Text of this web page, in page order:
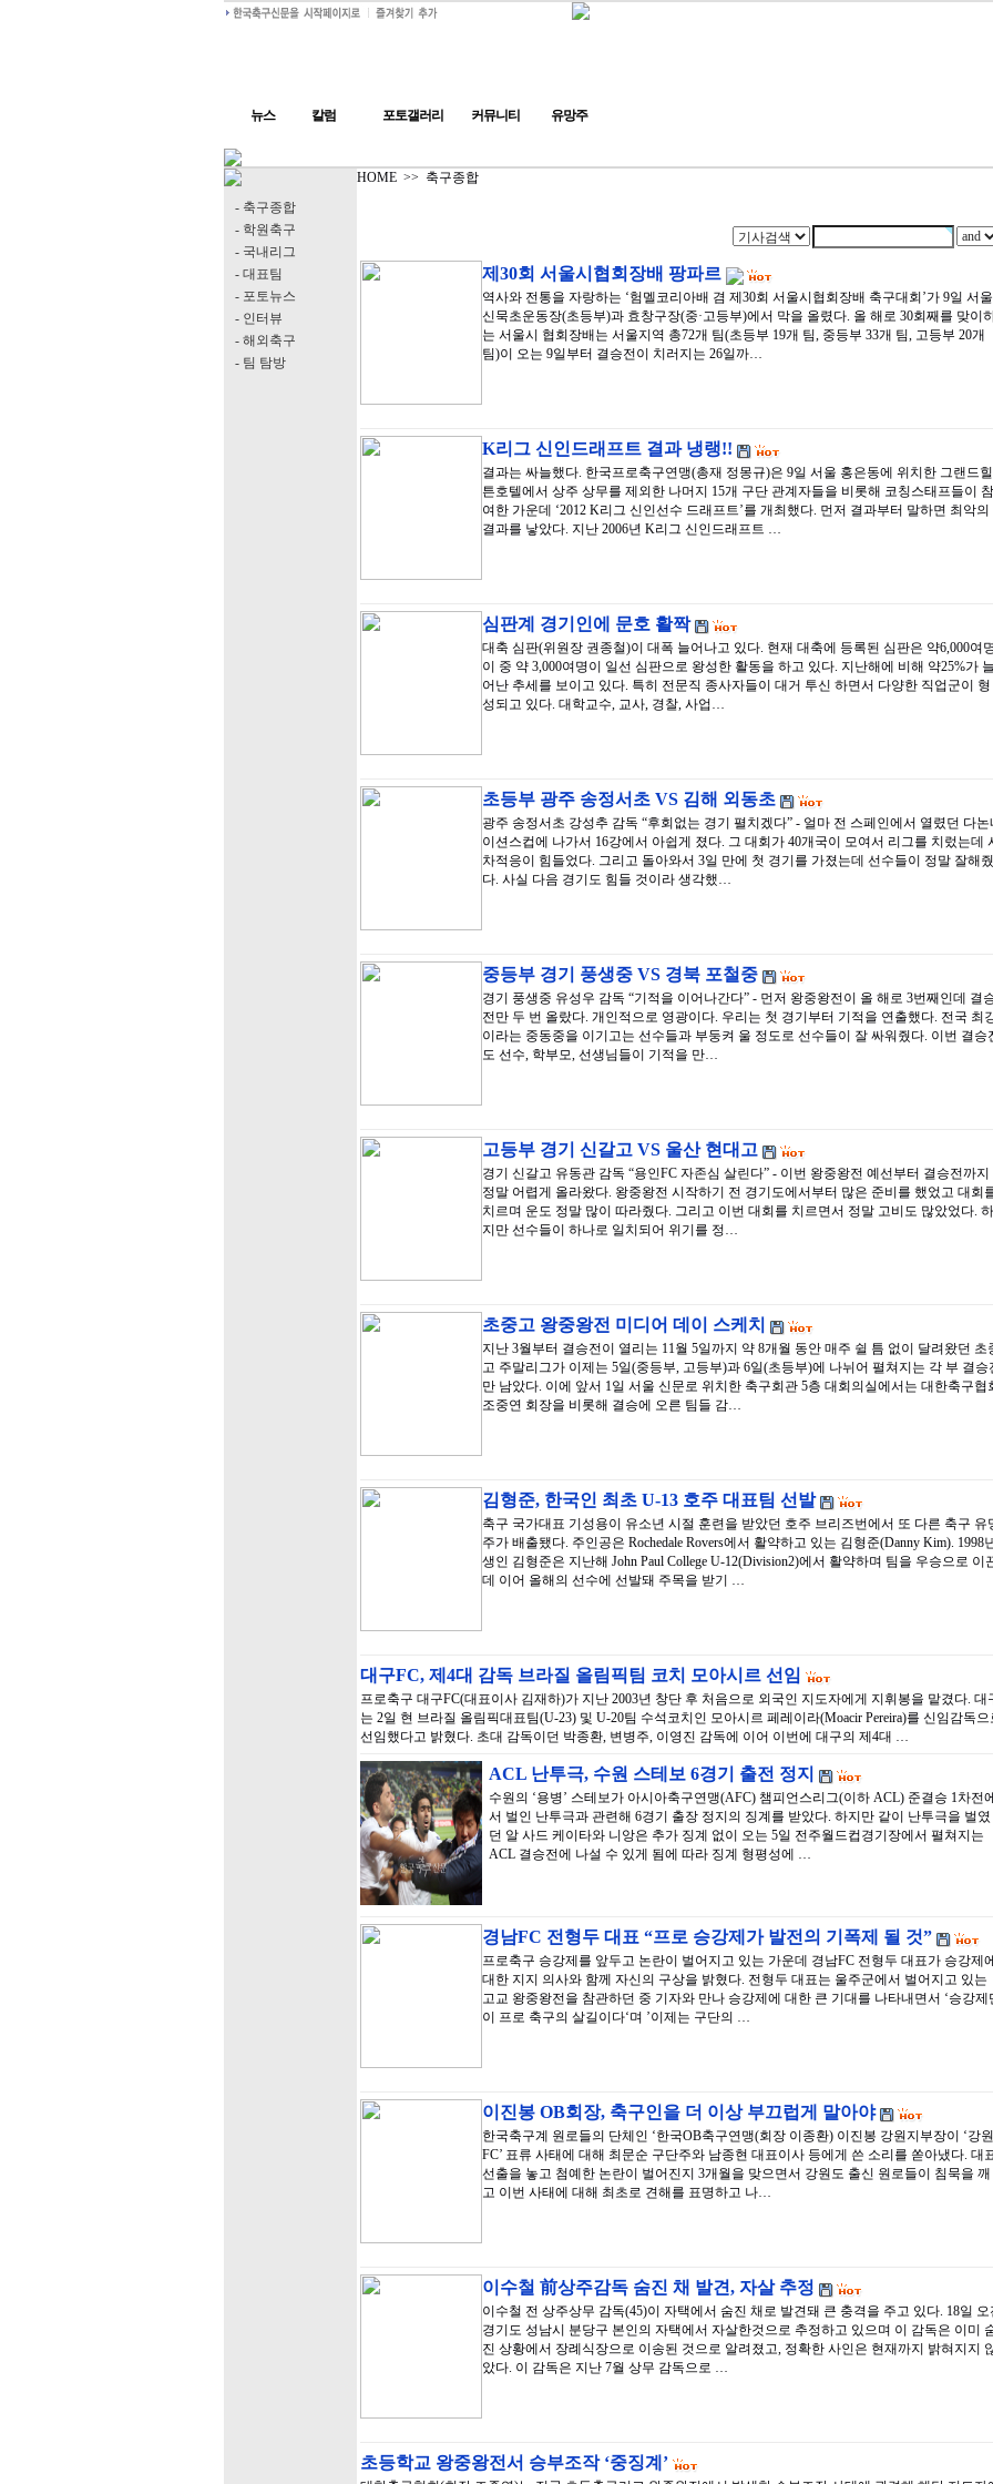
뉴스 칼럼 포토갤러리 커뮤니티 유망주
- 축구종합
- 학원축구
- 국내리그
- 대표팀
- 포토뉴스
- 인터뷰
- 해외축구
- 팀 탐방
HOME >> 축구종합
제30회 서울시협회장배 팡파르
역사와 전통을 자랑하는 ‘험멜코리아배 겸 제30회 서울시협회장배 축구대회’가 9일 서울
신묵초운동장(초등부)과 효창구장(중·고등부)에서 막을 올렸다. 올 해로 30회째를 맞이
는 서울시 협회장배는 서울지역 총72개 팀(초등부 19개 팀, 중등부 33개 팀, 고등부 20개
팀)이 오는 9일부터 결승전이 치러지는 26일까…
K리그 신인드래프트 결과 냉랭!!
결과는 싸늘했다. 한국프로축구연맹(총재 정몽규)은 9일 서울 홍은동에 위치한 그랜드힐
튼호텔에서 상주 상무를 제외한 나머지 15개 구단 관계자들을 비롯해 코칭스태프들이 참
여한 가운데 ‘2012 K리그 신인선수 드래프트’를 개최했다. 먼저 결과부터 말하면 최악의
결과를 낳았다. 지난 2006년 K리그 신인드래프트 …
심판계 경기인에 문호 활짝
대축 심판(위원장 권종철)이 대폭 늘어나고 있다. 현재 대축에 등록된 심판은 약6,000여
이 중 약 3,000여명이 일선 심판으로 왕성한 활동을 하고 있다. 지난해에 비해 약25%가 늘
어난 추세를 보이고 있다. 특히 전문직 종사자들이 대거 투신 하면서 다양한 직업군이 형
성되고 있다. 대학교수, 교사, 경찰, 사업…
초등부 광주 송정서초 VS 김해 외동초
광주 송정서초 강성추 감독 “후회없는 경기 펼치겠다” - 얼마 전 스페인에서 열렸던 다논
이션스컵에 나가서 16강에서 아쉽게 졌다. 그 대회가 40개국이 모여서 리그를 치렀는데
차적응이 힘들었다. 그리고 돌아와서 3일 만에 첫 경기를 가졌는데 선수들이 정말 잘해줬
다. 사실 다음 경기도 힘들 것이라 생각했…
중등부 경기 풍생중 VS 경북 포철중
경기 풍생중 유성우 감독 “기적을 이어나간다” - 먼저 왕중왕전이 올 해로 3번째인데 결
전만 두 번 올랐다. 개인적으로 영광이다. 우리는 첫 경기부터 기적을 연출했다. 전국 최
이라는 중동중을 이기고는 선수들과 부둥켜 울 정도로 선수들이 잘 싸워줬다. 이번 결승
도 선수, 학부모, 선생님들이 기적을 만…
고등부 경기 신갈고 VS 울산 현대고
경기 신갈고 유동관 감독 “용인FC 자존심 살린다” - 이번 왕중왕전 예선부터 결승전까지
정말 어렵게 올라왔다. 왕중왕전 시작하기 전 경기도에서부터 많은 준비를 했었고 대회
치르며 운도 정말 많이 따라줬다. 그리고 이번 대회를 치르면서 정말 고비도 많았었다. 하
지만 선수들이 하나로 일치되어 위기를 정…
초중고 왕중왕전 미디어 데이 스케치
지난 3월부터 결승전이 열리는 11월 5일까지 약 8개월 동안 매주 쉴 틈 없이 달려왔던 초
고 주말리그가 이제는 5일(중등부, 고등부)과 6일(초등부)에 나뉘어 펼쳐지는 각 부 결승
만 남았다. 이에 앞서 1일 서울 신문로 위치한 축구회관 5층 대회의실에서는 대한축구협
조중연 회장을 비롯해 결승에 오른 팀들 감…
김형준, 한국인 최초 U-13 호주 대표팀 선발
축구 국가대표 기성용이 유소년 시절 훈련을 받았던 호주 브리즈번에서 또 다른 축구 유
주가 배출됐다. 주인공은 Rochedale Rovers에서 활약하고 있는 김형준(Danny Kim). 1998
생인 김형준은 지난해 John Paul College U-12(Division2)에서 활약하며 팀을 우승으로 이
데 이어 올해의 선수에 선발돼 주목을 받기 …
대구FC, 제4대 감독 브라질 올림픽팀 코치 모아시르 선임
프로축구 대구FC(대표이사 김재하)가 지난 2003년 창단 후 처음으로 외국인 지도자에게 지휘봉을 맡겼다. 대
는 2일 현 브라질 올림픽대표팀(U-23) 및 U-20팀 수석코치인 모아시르 페레이라(Moacir Pereira)를 신임감독으
선임했다고 밝혔다. 초대 감독이던 박종환, 변병주, 이영진 감독에 이어 이번에 대구의 제4대 …
ACL 난투극, 수원 스테보 6경기 출전 정지
수원의 ‘용병’ 스테보가 아시아축구연맹(AFC) 챔피언스리그(이하 ACL) 준결승 1차전에
서 벌인 난투극과 관련해 6경기 출장 정지의 징계를 받았다. 하지만 같이 난투극을 벌였
던 알 사드 케이타와 니앙은 추가 징계 없이 오는 5일 전주월드컵경기장에서 펼쳐지는
ACL 결승전에 나설 수 있게 됨에 따라 징계 형평성에 …
경남FC 전형두 대표 “프로 승강제가 발전의 기폭제 될 것”
프로축구 승강제를 앞두고 논란이 벌어지고 있는 가운데 경남FC 전형두 대표가 승강제에
대한 지지 의사와 함께 자신의 구상을 밝혔다. 전형두 대표는 울주군에서 벌어지고 있는
고교 왕중왕전을 참관하던 중 기자와 만나 승강제에 대한 큰 기대를 나타내면서 ‘승강제
이 프로 축구의 살길이다‘며 ’이제는 구단의 …
이진봉 OB회장, 축구인을 더 이상 부끄럽게 말아야
한국축구계 원로들의 단체인 ‘한국OB축구연맹(회장 이종환) 이진봉 강원지부장이 ‘강원
FC’ 표류 사태에 대해 최문순 구단주와 남종현 대표이사 등에게 쓴 소리를 쏟아냈다. 대
선출을 놓고 첨예한 논란이 벌어진지 3개월을 맞으면서 강원도 출신 원로들이 침묵을 깨
고 이번 사태에 대해 최초로 견해를 표명하고 나…
이수철 前상주감독 숨진 채 발견, 자살 추정
이수철 전 상주상무 감독(45)이 자택에서 숨진 채로 발견돼 큰 충격을 주고 있다. 18일 오
경기도 성남시 분당구 본인의 자택에서 자살한것으로 추정하고 있으며 이 감독은 이미
진 상황에서 장례식장으로 이송된 것으로 알려졌고, 정확한 사인은 현재까지 밝혀지지
았다. 이 감독은 지난 7월 상무 감독으로 …
초등학교 왕중왕전서 승부조작 ‘중징계’